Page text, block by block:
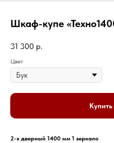
Шкаф-купе
31 300 р.
Цвет
Купить
2-х дверный 1400 мм 1 зеркало